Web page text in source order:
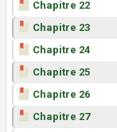
Chapitre 22
Chapitre 23
Chapitre 24
Chapitre 25
Chapitre 26
Chapitre 27